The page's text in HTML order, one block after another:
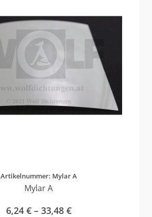
Artikelnummer: Mylar A
Mylar A
6,24 €– 33,48 €